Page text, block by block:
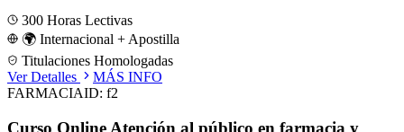
300 Horas Lectivas
🌍 Internacional + Apostilla
Titulaciones Homologadas
Ver Detalles
MÁS INFO
FARMACIAID: f2
Curso Online Atención al público en farmacia y